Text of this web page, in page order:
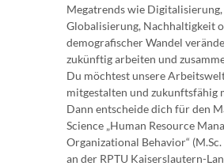
Megatrends wie Digitalisierung,
Globalisierung, Nachhaltigkeit
demografischer Wandel
zukünftig arbeiten und
Du möchtest unsere
mitgestalten und zukunftsfähig
Dann entscheide dich für den
Science „Human Resource
Organizational Behavior“
an der RPTU Kaiserslautern-